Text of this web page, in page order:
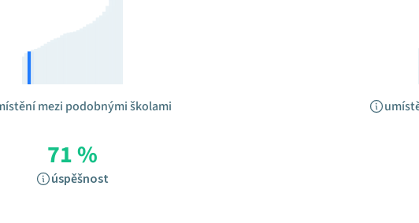
mezi podobnými školami
71 %
úspěšnost